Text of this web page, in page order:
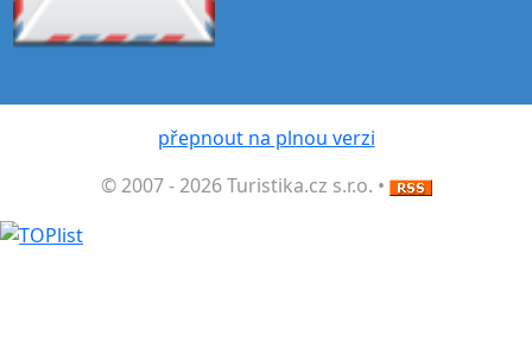
přepnout na plnou verzi
© 2007 - 2026 Turistika.cz s.r.o. •